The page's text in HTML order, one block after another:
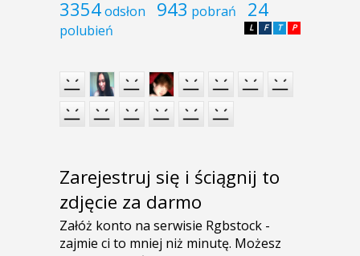
3354odsłon 943 pobrań 24
polubień P
T
F
L
Zarejestruj się i ściągnij to
zdjęcie za darmo